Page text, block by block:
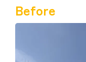
Before